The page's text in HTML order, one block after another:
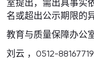
室提出，需出具事实
名或超出公示期限的
教育与质量保障办公
刘云 ，0512-